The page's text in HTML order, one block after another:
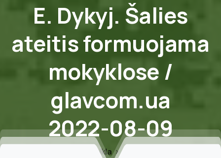
E. Dykyj. Šalies
ateitisformuojama
mokyklose /
glavcom.ua
2022-08-09
Veikla
Straipsniai